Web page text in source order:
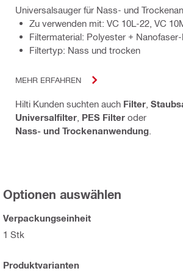
Universalsauger für Nass- und
Zu verwenden mit: VC 10L-22, VC
Filtermaterial: Polyester +
Filtertyp: Nass und trocken
MEHR ERFAHREN
Hilti Kunden suchten auch Filter
Universalfilter PES Filter oder
Nass- und Trockenanwendung
Optionen auswählen
Verpackungseinheit
1 Stk
Produktvarianten